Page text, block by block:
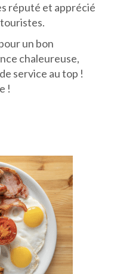
réputé et apprécié
touristes.
un bon
chaleureuse,
service au top !
!